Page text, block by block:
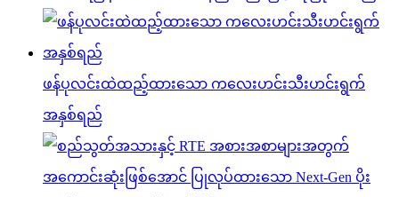
ဖန်ပုလင်းထဲထည့်ထားသော ကလေးဟင်းသီးဟင်းရွက်
အနှစ်ရည်